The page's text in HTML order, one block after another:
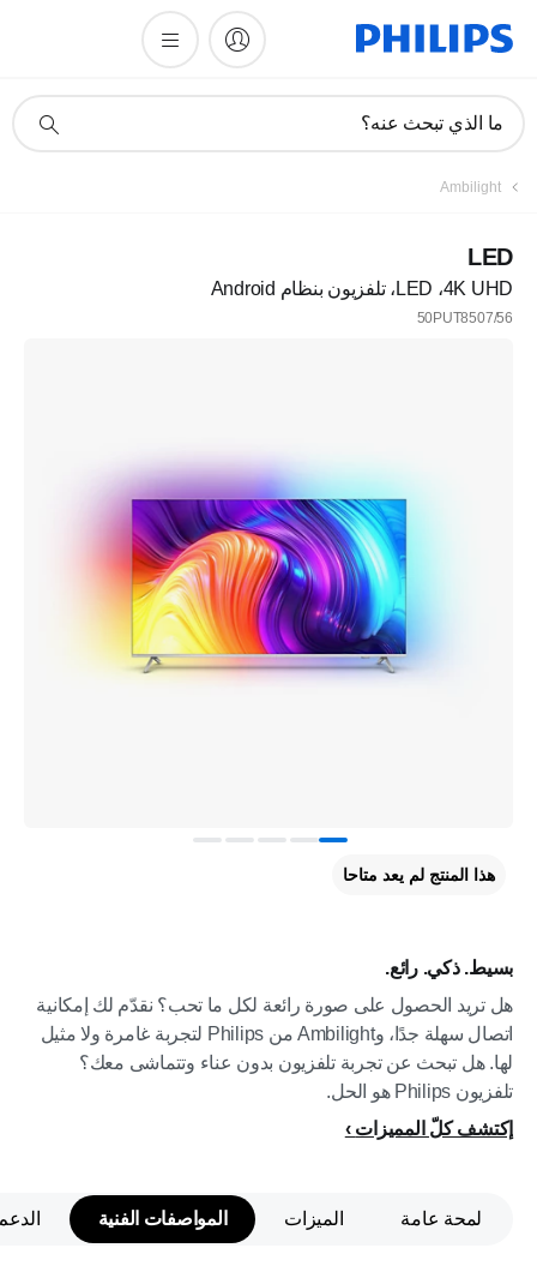
دعم
ما الذي تبحث عنه؟
Ambilight
LED
4K UHD،‏ LED، تلفزيون بنظام Android
50PUT8507/56
بسيط. ذكي. رائع.
هل تريد الحصول على صورة رائعة لكل ما تحب؟ نقدّم لك إمكانية
اتصال سهلة جدًا، وAmbilight من Philips لتجربة غامرة ولا مثيل
لها. هل تبحث عن تجربة تلفزيون بدون عناء وتتماشى معك؟
تلفزيون Philips هو الحل.
إكتشف كلّ المميزات
هذا المنتج لم يعد متاحا
لمحة عامة الميزات المواصفات الفنية